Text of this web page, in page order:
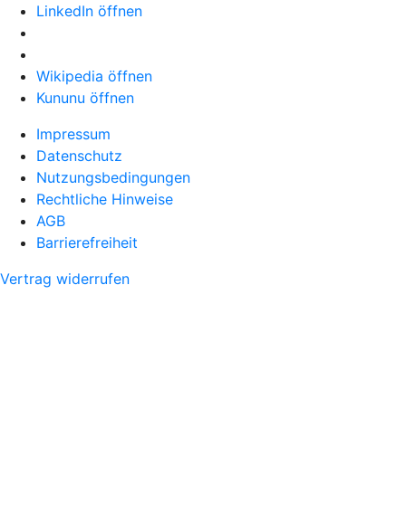
LinkedIn öffnen
Wikipedia öffnen
Kununu öffnen
Impressum
Datenschutz
Nutzungsbedingungen
Rechtliche Hinweise
AGB
Barrierefreiheit
Vertrag widerrufen